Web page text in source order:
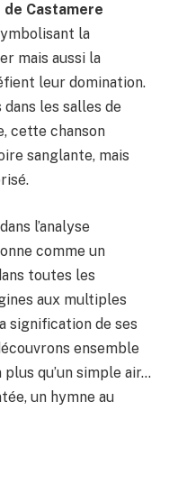
de Castamere
la
mais aussi la
leur domination.
les salles de
cette chanson
sanglante, mais
l’analyse
comme un
toutes les
aux multiples
signification de ses
ensemble
qu’un simple air…
un hymne au